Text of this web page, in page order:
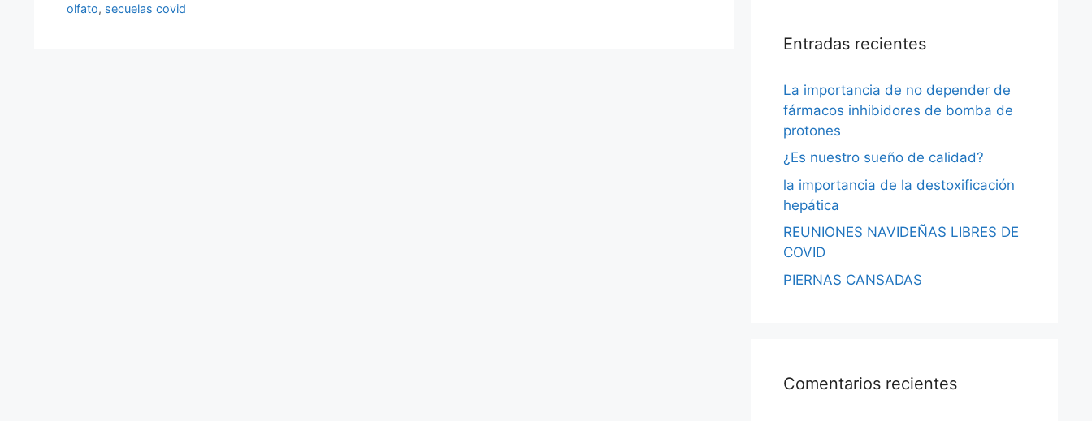
olfato, secuelas covid
Entradas recientes
La importancia de no depender de
fármacos inhibidores de bomba de
protones
¿Es nuestro sueño de calidad?
la importancia de la destoxificación
hepática
REUNIONES NAVIDEÑAS LIBRES DE
COVID
PIERNAS CANSADAS
Comentarios recientes